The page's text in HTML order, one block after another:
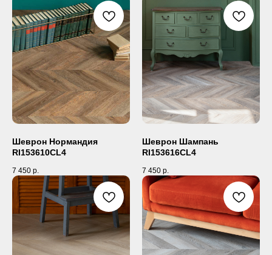
Шеврон Нормандия
RI153610CL4
7 450 р.
Шеврон Шампань
RI153616CL4
7 450 р.